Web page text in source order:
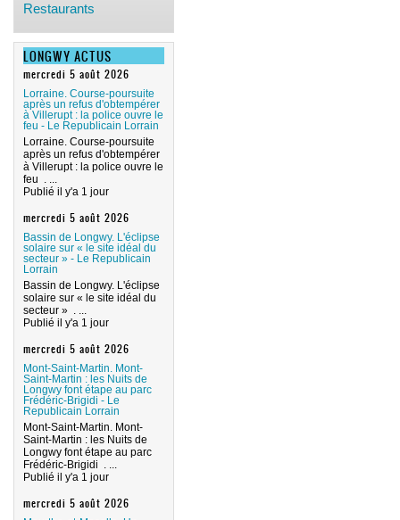
Restaurants
LONGWY ACTUS
mercredi 5 août 2026
Lorraine. Course-poursuite
après un refus d'obtempérer
à Villerupt : la police ouvre le
feu - Le Republicain Lorrain
Lorraine. Course-poursuite
après un refus d'obtempérer
à Villerupt : la police ouvre le
feu . ...
Publié il y'a 1 jour
mercredi 5 août 2026
Bassin de Longwy. L'éclipse
solaire sur « le site idéal du
secteur » - Le Republicain
Lorrain
Bassin de Longwy. L'éclipse
solaire sur « le site idéal du
secteur » . ...
Publié il y'a 1 jour
mercredi 5 août 2026
Mont-Saint-Martin. Mont-
Saint-Martin : les Nuits de
Longwy font étape au parc
Frédéric-Brigidi - Le
Republicain Lorrain
Mont-Saint-Martin. Mont-
Saint-Martin : les Nuits de
Longwy font étape au parc
Frédéric-Brigidi . ...
Publié il y'a 1 jour
mercredi 5 août 2026